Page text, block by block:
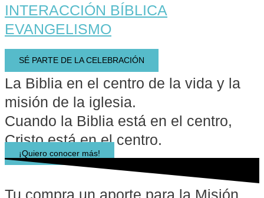
INTERACCIÓN BÍBLICA
EVANGELISMO
SÉ PARTE DE LA CELEBRACIÓN
La Biblia en el centro de la vida y la
misión de la iglesia.
Cuando la Biblia está en el centro,
Cristo está en el centro.
¡Quiero conocer más!
Tu compra un aporte para la Misión